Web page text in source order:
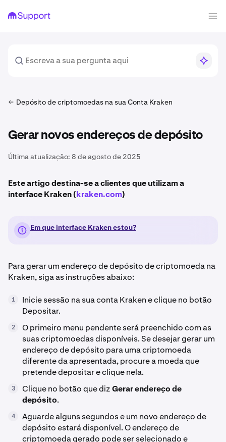
Depósito de criptomoedas na sua Conta Kraken
Gerar novos endereços de depósito
Última atualização: 8 de agosto de 2025
Este artigo destina-se a clientes que utilizam a
interface Kraken (kraken.com)
Em que interface Kraken estou?
Para gerar um endereço de depósito de criptomoeda na
Kraken, siga as instruções abaixo:
1
Inicie sessão na sua conta Kraken e clique no botão
Depositar.
2
O primeiro menu pendente será preenchido com as
suas criptomoedas disponíveis. Se desejar gerar um
endereço de depósito para uma criptomoeda
diferente da apresentada, procure a moeda que
pretende depositar e clique nela.
3 Clique no botão que dizGerar endereço de
depósito.
4
Aguarde alguns segundos e um novo endereço de
depósito estará disponível. O endereço de
criptomoeda gerado pode ser selecionado e